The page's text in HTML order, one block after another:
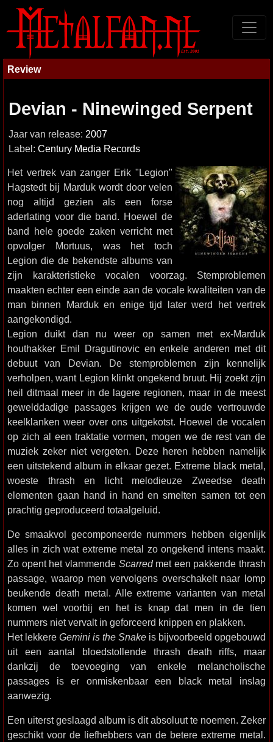
Review
Devian - Ninewinged Serpent
Jaar van release: 2007
Label: Century Media Records
Het vertrek van zanger Erik "Legion"
Hagstedt bij Marduk wordt door velen
nog altijd gezien als een forse
aderlating voor die band. Hoewel de
band hele goede zaken verricht met
opvolger Mortuus, was het toch
Legion die de bekendste albums van
zijn karakteristieke vocalen voorzag. Stemproblemen
maakten echter een einde aan de vocale kwaliteiten van de
man binnen Marduk en enige tijd later werd het vertrek
aangekondigd.
Legion duikt dan nu weer op samen met ex-Marduk
houthakker Emil Dragutinovic en enkele anderen met dit
debuut van Devian. De stemproblemen zijn kennelijk
verholpen, want Legion klinkt ongekend bruut. Hij zoekt zijn
heil ditmaal meer in de lagere regionen, maar in de meest
gewelddadige passages krijgen we de oude vertrouwde
keelklanken weer over ons uitgekotst. Hoewel de vocalen
op zich al een traktatie vormen, mogen we de rest van de
muziek zeker niet vergeten. Deze heren hebben namelijk
een uitstekend album in elkaar gezet. Extreme black metal,
woeste thrash en licht melodieuze Zweedse death
elementen gaan hand in hand en smelten samen tot een
prachtig geproduceerd totaalgeluid.
De smaakvol gecomponeerde nummers hebben eigenlijk
alles in zich wat extreme metal zo ongekend intens maakt.
Zo opent het vlammende Scarredmet een pakkende thrash
passage, waarop men vervolgens overschakelt naar lomp
beukende death metal. Alle extreme varianten van metal
komen wel voorbij en het is knap dat men in de tien
nummers niet vervalt in geforceerd knippen en plakken.
Het lekkere Gemini is the Snake is bijvoorbeeld opgebouwd
uit een aantal bloedstollende thrash death riffs, maar
dankzij de toevoeging van enkele melancholische
passages is er onmiskenbaar een black metal inslag
aanwezig.
Een uiterst geslaagd album is dit absoluut te noemen. Zeker
geschikt voor de liefhebbers van de betere extreme metal.